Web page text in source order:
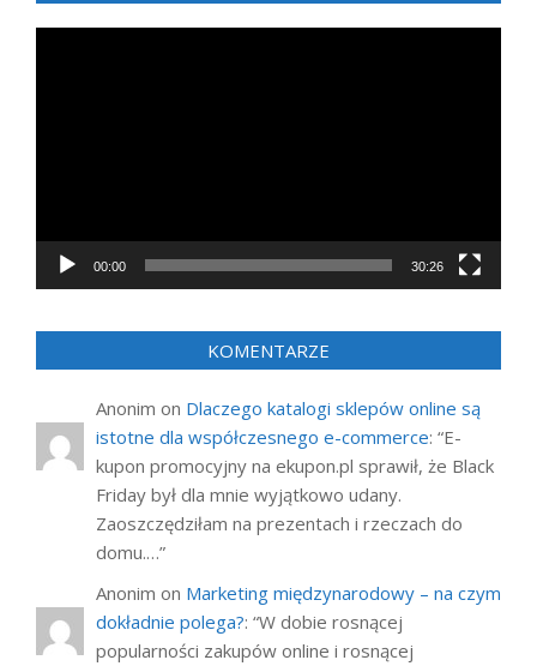
00:00 30:26
KOMENTARZE
Anonim on Dlaczego katalogi sklepów online są
istotne dla współczesnego e-commerce: “E-
kupon promocyjny na ekupon.pl sprawił, że Black
Friday był dla mnie wyjątkowo udany.
Zaoszczędziłam na prezentach i rzeczach do
domu.…”
Anonim on Marketing międzynarodowy – na czym
dokładnie polega?: “W dobie rosnącej
popularności zakupów online i rosnącej